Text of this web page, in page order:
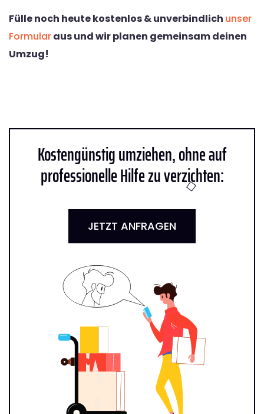
Fülle noch heute kostenlos & unverbindlich unser
Formularaus und wir planen gemeinsam deinen
Umzug!
Kostengünstig umziehen, ohne auf
professionelle Hilfe zu verzichten:
JETZT ANFRAGEN